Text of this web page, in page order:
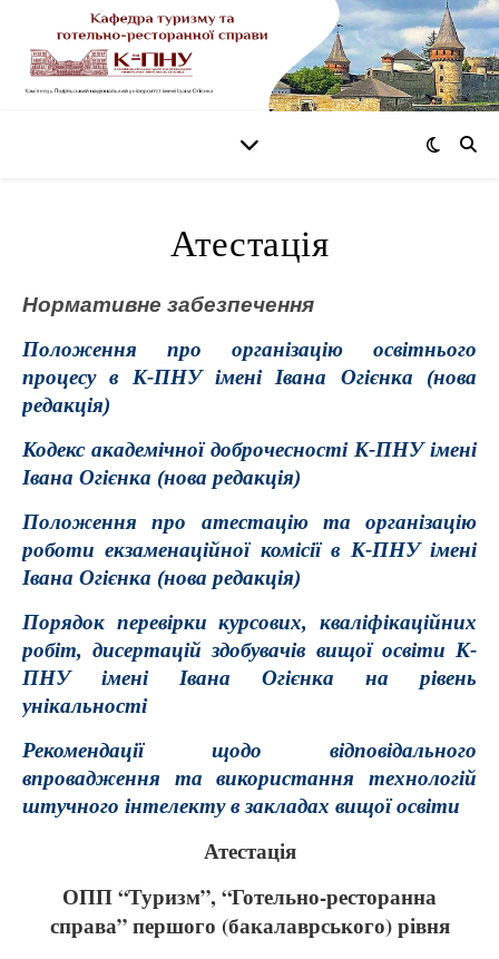
Атестація
Нормативне забезпечення
Положення про організацію освітнього
процесу в К-ПНУ імені Івана Огієнка (нова
редакція)
Кодекс академічної доброчесності К-ПНУ імені
Івана Огієнка (нова редакція)
Положення про атестацію та організацію
роботи екзаменаційної комісії в К-ПНУ імені
Івана Огієнка (нова редакція)
Порядок перевірки курсових, кваліфікаційних
робіт, дисертацій здобувачів вищої освіти К-
ПНУ імені Івана Огієнка на рівень
унікальності
Рекомендації щодо відповідального
впровадження та використання технологій
штучного інтелекту в закладах вищої освіти
Атестація
ОПП “Туризм”, “Готельно-ресторанна
справа” першого (бакалаврського) рівня